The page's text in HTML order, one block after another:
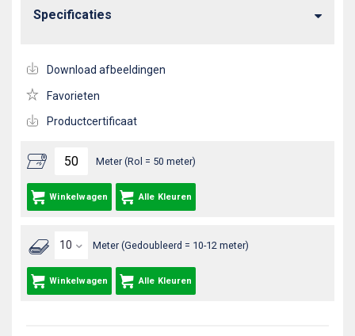
Meter (Rol = 50 meter)
Winkelwagen Alle Kleuren
Meter (Gedoubleerd = 10-12 meter)
Winkelwagen Alle Kleuren
Specificaties
Download afbeeldingen
Favorieten
Productcertificaat